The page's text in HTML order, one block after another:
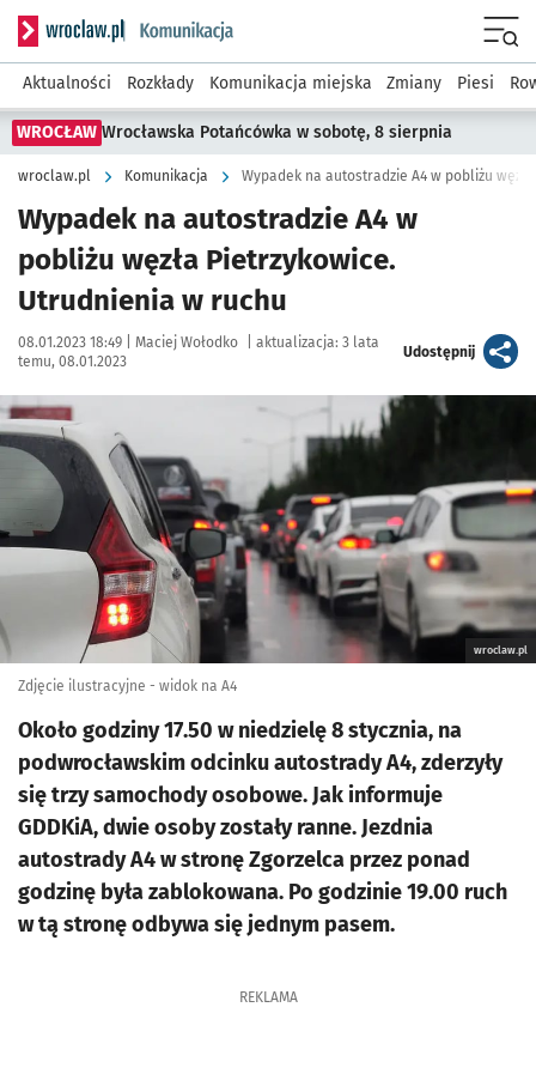
Serwis informacyjny wroclaw.pl podserwis: Komunikacja
Aktualności Rozkłady Komunikacja miejska Zmiany Piesi
WROCŁAW Wrocławska Potańcówka w sobotę, 8 sierpnia
wroclaw.pl Komunikacja Wypadek na autostradzie A4 w pobliżu
Wypadek na autostradzie A4 w
pobliżu węzła Pietrzykowice.
Utrudnienia w ruchu
Data publikacji:
08.01.2023 18:49 | Autor:
Maciej Wołodko aktualizacja: 3 lata
temu, 08.01.2023
Udostępnijartykuł
Kliknij, aby powiększyć
wroclaw.pl
Zdjęcie ilustracyjne - widok na A4
Około godziny 17.50 w niedzielę 8 stycznia, na
podwrocławskim odcinku autostrady A4, zderzyły
się trzy samochody osobowe. Jak informuje
GDDKiA, dwie osoby zostały ranne. Jezdnia
autostrady A4 w stronę Zgorzelca przez ponad
godzinę była zablokowana. Po godzinie 19.00 ruch
w tą stronę odbywa się jednym pasem.
REKLAMA